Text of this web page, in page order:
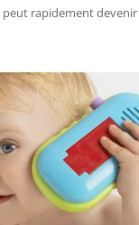
rapidement